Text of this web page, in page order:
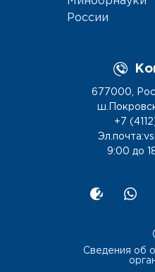
России
677000,
+7
9:00 до
Сведения об